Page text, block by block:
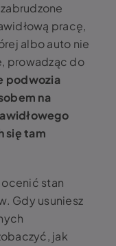
pracę,
albo auto nie
prowadząc do
podwozia
na
się tam
stan
Gdy usuniesz
jak